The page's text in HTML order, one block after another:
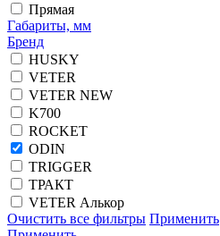
Прямая
Габариты, мм
Бренд
HUSKY
VETER
VETER NEW
K700
ROCKET
ODIN
TRIGGER
ТРАКТ
VETER Алькор
Очистить все фильтры Применить